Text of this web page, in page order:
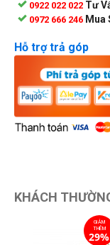
0922 022 022 Tư
0972 666 246 Mua
Hỗ trợ trả góp
KHÁCH
GIẢM
THÊM
29%